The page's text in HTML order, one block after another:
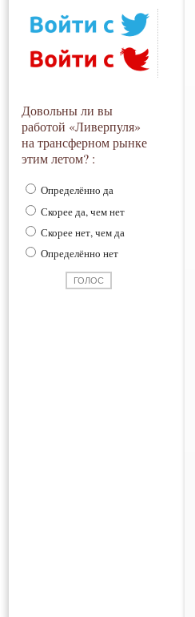
Довольны ли вы
работой «Ливерпуля»
на трансферном рынке
этим летом? :
Определённо да
Скорее да, чем нет
Скорее нет, чем да
Определённо нет